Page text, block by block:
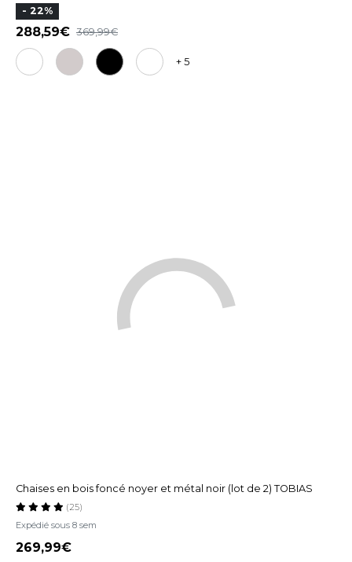
- 22%
288,59 369,99
+ 5
Chaises en bois foncé noyer et métal noir (lot de 2) TOBIAS
Expédié sous 8 sem
(25)
269,99